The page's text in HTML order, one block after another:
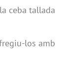
ceba tallada
los amb